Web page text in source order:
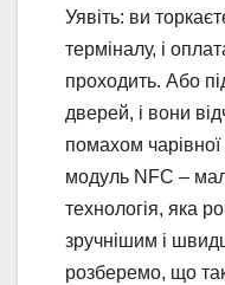
Уявіть: ви
терміналу, і
проходить. Або
дверей, і вони
помахом
модуль NFC –
технологія, яка
зручнішим і
розберемо, що